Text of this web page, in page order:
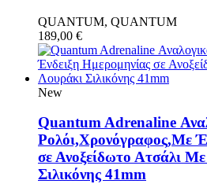
QUANTUM, QUANTUM
189,00 €
New
Quantum Adrenaline
Ρολόι,Χρονόγραφος,Με
σε Ανοξείδωτο Ατσάλι
Σιλικόνης 41mm